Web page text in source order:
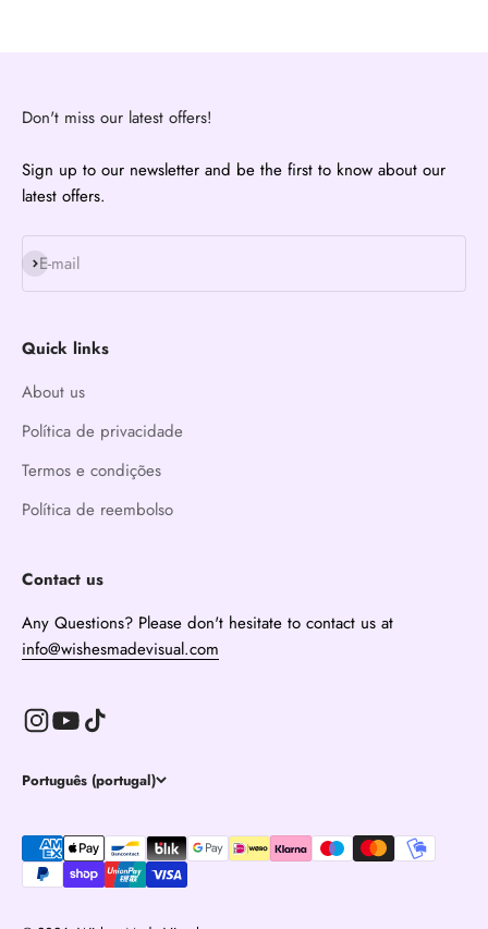
Don't miss our latest offers!
Sign up to our newsletter and be the first to know about our
latest offers.
E-mail
Subscribe
Quick links
About us
Política de privacidade
Termos e condições
Política de reembolso
Contact us
Any Questions? Please don't hesitate to contact us at
info@wishesmadevisual.com
Português (portugal)